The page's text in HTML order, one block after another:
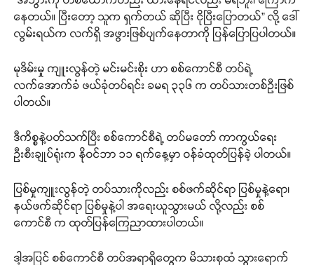
နေတယ်။ ပြီးတော့ သူက ရှက်တယ် ဆိုပြီး ငိုပြီးပြောတယ်” လို့ ဒေါ်
လွမ်းရယ်က လက်ရှိ အဖွားဖြစ်ပျက်နေတာကို ပြန်ပြောပြပါတယ်။
မုဒိမ်းမှု ကျူးလွန်တဲ့ မင်းမင်းစိုး ဟာ စစ်ကောင်စီ တပ်ရဲ့
လက်အောက်ခံ ဖယ်ခုံတပ်ရင်း ခမရ ၃၃၆ က တပ်သားတစ်ဦးဖြစ်
ပါတယ်။
ဒီကိစ္စနဲ့ပတ်သက်ပြီး စစ်ကောင်စီရဲ့ တပ်မတော် ကာကွယ်ရေး
ဦးစီးချုပ်ရုံးက နိုဝင်ဘာ ၁၁ ရက်နေ့မှာ ဝန်ခံထုတ်ပြန်ခဲ့ ပါတယ်။
ပြစ်မှုကျူးလွန်တဲ့ တပ်သားကိုလည်း စစ်ဖက်ဆိုင်ရာ ပြစ်မှုနဲ့ရော၊
နယ်ဖက်ဆိုင်ရာ ပြစ်မှုနဲ့ပါ အရေးယူသွားမယ် လို့လည်း စစ်
ကောင်စီ က ထုတ်ပြန်ကြေညာထားပါတယ်။
ဒါ့အပြင် စစ်ကောင်စီ တပ်အရာရှိတွေက မိသားစုထံ သွားရောက်